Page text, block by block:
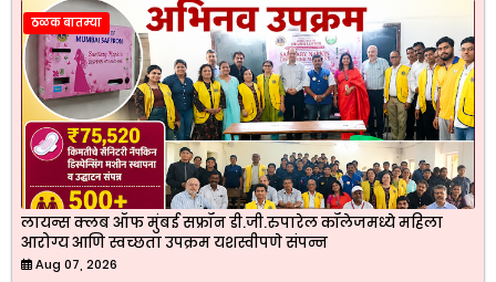
ठळक बातम्या
लायन्स क्लब ऑफ मुंबई सफ्रॉन डी.जी.रुपारेल कॉलेजमध्ये महिला
आरोग्य आणि स्वच्छता उपक्रम यशस्वीपणे संपन्न
Aug 07, 2026